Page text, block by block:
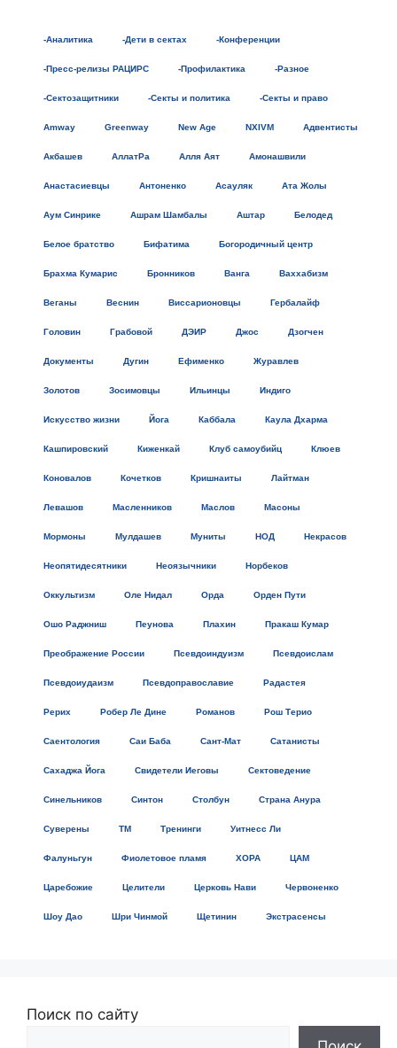
-Аналитика -Дети в сектах -Конференции
-Пресс-релизы РАЦИРС -Профилактика -Разное
-Сектозащитники -Секты и политика -Секты и право
Amway Greenway New Age NXIVM Адвентисты
Акбашев АллатРа Алля Аят Амонашвили
Анастасиевцы Антоненко Асауляк Ата Жолы
Аум Синрике Ашрам Шамбалы Аштар Белодед
Белое братство Бифатима Богородичный центр
Брахма Кумарис Бронников Ванга Ваххабизм
Веганы Веснин Виссарионовцы Гербалайф
Головин Грабовой ДЭИР Джос Дзогчен
Документы Дугин Ефименко Журавлев
Золотов Зосимовцы Ильинцы Индиго
Искусство жизни Йога Каббала Каула Дхарма
Кашпировский Киженкай Клуб самоубийц Клюев
Коновалов Кочетков Кришнаиты Лайтман
Левашов Масленников Маслов Масоны
Мормоны Мулдашев Муниты НОД Некрасов
Неопятидесятники Неоязычники Норбеков
Оккультизм Оле Нидал Орда Орден Пути
Ошо Раджниш Пеунова Плахин Пракаш Кумар
Преображение России Псевдоиндуизм Псевдоислам
Псевдоиудаизм Псевдоправославие Радастея
Рерих Робер Ле Дине Романов Рош Терио
Саентология Саи Баба Сант-Мат Сатанисты
Сахаджа Йога Свидетели Иеговы Сектоведение
Синельников Синтон Столбун Страна Анура
Суверены ТМ Тренинги Уитнесс Ли
Фалуньгун Фиолетовое пламя ХОРА ЦАМ
Царебожие Целители Церковь Нави Червоненко
Шоу Дао Шри Чинмой Щетинин Экстрасенсы
Поиск по сайту